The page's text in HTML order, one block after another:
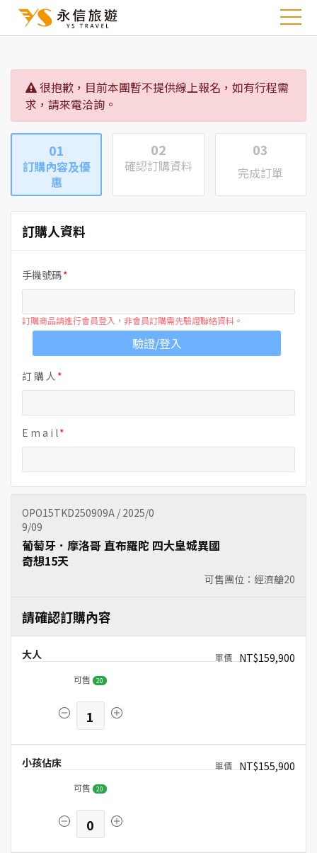
很抱歉，目前本團暫不提供線上報名，如有行程需
求，請來電洽詢。
01
訂購內容及優
惠
02
確認訂購資料
03
完成訂單
訂購人資料
手機號碼
訂購商品請進行會員登入，非會員訂購需先驗證聯絡資料。
驗證/登入
訂 購 人
E m a i l
OPO15TKD250909A / 2025/0
9/09
可售團位：經濟艙20
葡萄牙．摩洛哥 直布羅陀 四大皇城異國
奇想15天
請確認訂購內容
大人 NT$159,900
可售 20
1
小孩佔床 NT$155,900
可售 20
0